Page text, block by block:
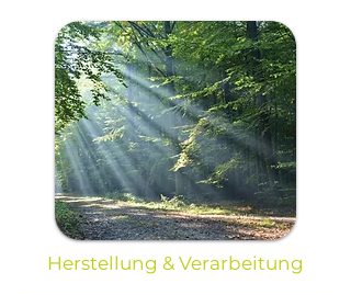
Herstellung & Verarbeitung